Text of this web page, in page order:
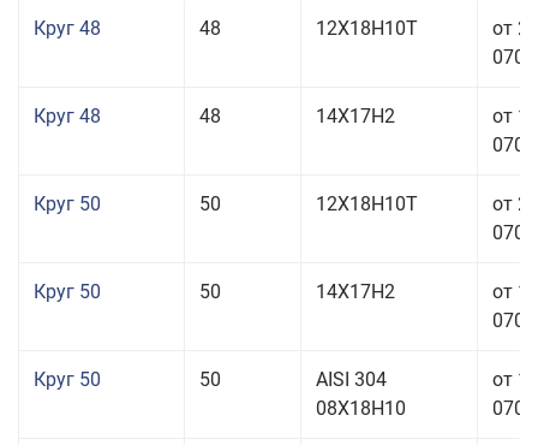
Круг 48 48 12Х18Н10Т
от
Круг 48 48 14Х17Н2
от
Круг 50 50 12Х18Н10Т
от
Круг 50 50 14Х17Н2
от
Круг 50 50
AISI 304
08Х18Н10
от